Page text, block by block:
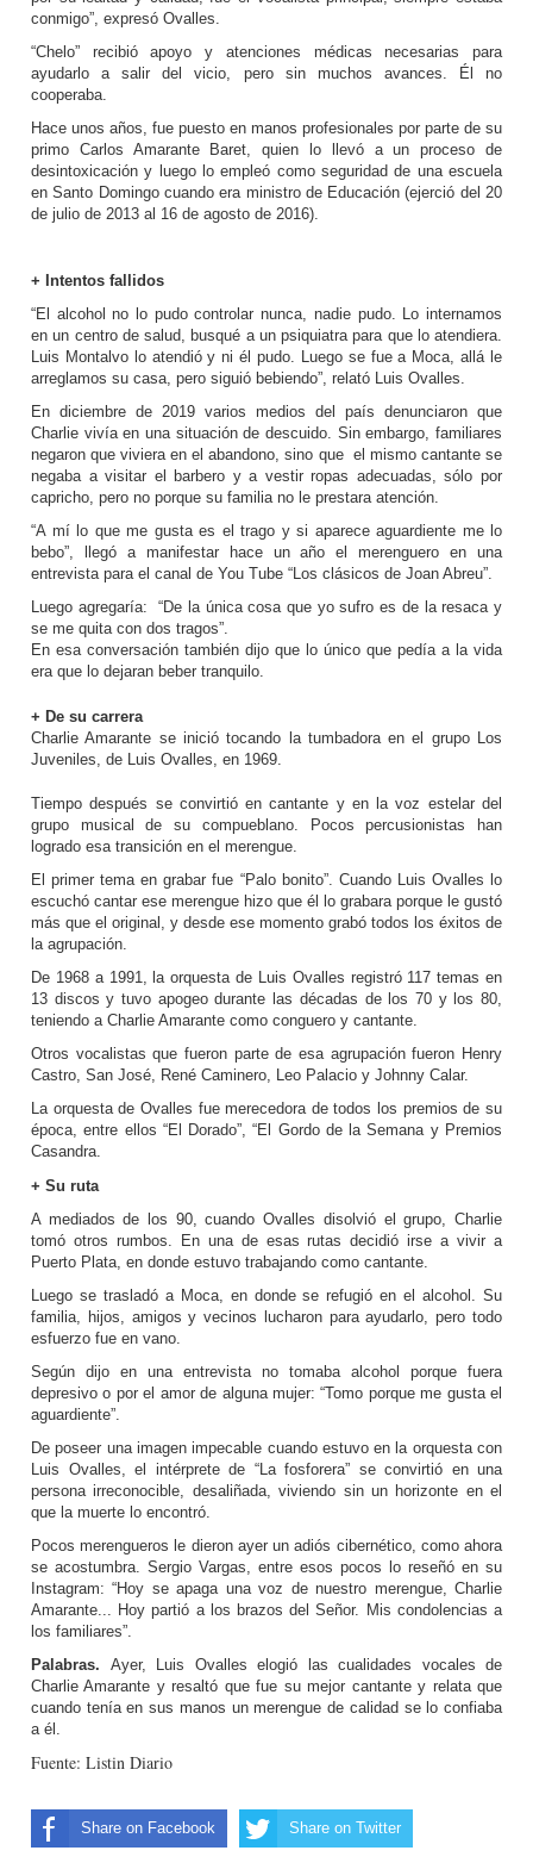
conmigo”, expresó Ovalles.
“Chelo” recibió apoyo y atenciones médicas necesarias para
ayudarlo a salir del vicio, pero sin muchos avances. Él no
cooperaba.
Hace unos años, fue puesto en manos profesionales por parte de su
primo Carlos Amarante Baret, quien lo llevó a un proceso de
desintoxicación y luego lo empleó como seguridad de una escuela
en Santo Domingo cuando era ministro de Educación (ejerció del 20
de julio de 2013 al 16 de agosto de 2016).
+ Intentos fallidos
“El alcohol no lo pudo controlar nunca, nadie pudo. Lo internamos
en un centro de salud, busqué a un psiquiatra para que lo atendiera.
Luis Montalvo lo atendió y ni él pudo. Luego se fue a Moca, allá le
arreglamos su casa, pero siguió bebiendo”, relató Luis Ovalles.
En diciembre de 2019 varios medios del país denunciaron que
Charlie vivía en una situación de descuido. Sin embargo, familiares
negaron que viviera en el abandono, sino que el mismo cantante se
negaba a visitar el barbero y a vestir ropas adecuadas, sólo por
capricho, pero no porque su familia no le prestara atención.
“A mí lo que me gusta es el trago y si aparece aguardiente me lo
bebo”, llegó a manifestar hace un año el merenguero en una
entrevista para el canal de You Tube “Los clásicos de Joan Abreu”.
Luego agregaría: “De la única cosa que yo sufro es de la resaca y
se me quita con dos tragos”.
En esa conversación también dijo que lo único que pedía a la vida
era que lo dejaran beber tranquilo.
+ De su carrera
Charlie Amarante se inició tocando la tumbadora en el grupo Los
Juveniles, de Luis Ovalles, en 1969.
Tiempo después se convirtió en cantante y en la voz estelar del
grupo musical de su compueblano. Pocos percusionistas han
logrado esa transición en el merengue.
El primer tema en grabar fue “Palo bonito”. Cuando Luis Ovalles lo
escuchó cantar ese merengue hizo que él lo grabara porque le gustó
más que el original, y desde ese momento grabó todos los éxitos de
la agrupación.
De 1968 a 1991, la orquesta de Luis Ovalles registró 117 temas en
13 discos y tuvo apogeo durante las décadas de los 70 y los 80,
teniendo a Charlie Amarante como conguero y cantante.
Otros vocalistas que fueron parte de esa agrupación fueron Henry
Castro, San José, René Caminero, Leo Palacio y Johnny Calar.
La orquesta de Ovalles fue merecedora de todos los premios de su
época, entre ellos “El Dorado”, “El Gordo de la Semana y Premios
Casandra.
+ Su ruta
A mediados de los 90, cuando Ovalles disolvió el grupo, Charlie
tomó otros rumbos. En una de esas rutas decidió irse a vivir a
Puerto Plata, en donde estuvo trabajando como cantante.
Luego se trasladó a Moca, en donde se refugió en el alcohol. Su
familia, hijos, amigos y vecinos lucharon para ayudarlo, pero todo
esfuerzo fue en vano.
Según dijo en una entrevista no tomaba alcohol porque fuera
depresivo o por el amor de alguna mujer: “Tomo porque me gusta el
aguardiente”.
De poseer una imagen impecable cuando estuvo en la orquesta con
Luis Ovalles, el intérprete de “La fosforera” se convirtió en una
persona irreconocible, desaliñada, viviendo sin un horizonte en el
que la muerte lo encontró.
Pocos merengueros le dieron ayer un adiós cibernético, como ahora
se acostumbra. Sergio Vargas, entre esos pocos lo reseñó en su
Instagram: “Hoy se apaga una voz de nuestro merengue, Charlie
Amarante... Hoy partió a los brazos del Señor. Mis condolencias a
los familiares”.
Palabras. Ayer, Luis Ovalles elogió las cualidades vocales de
Charlie Amarante y resaltó que fue su mejor cantante y relata que
cuando tenía en sus manos un merengue de calidad se lo confiaba
a él.
Fuente: Listin Diario
Share on Facebook Share on Twitter